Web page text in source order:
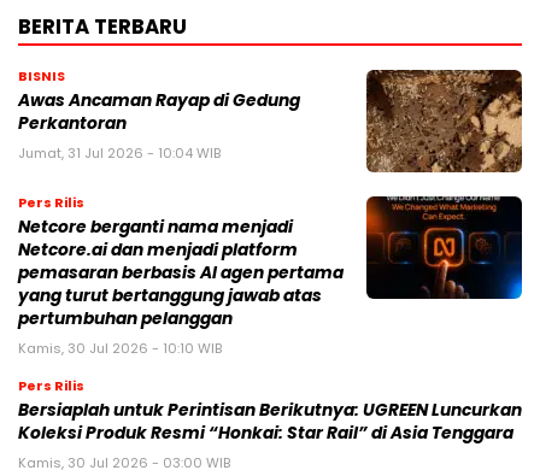
BERITA TERBARU
BISNIS
Awas Ancaman Rayap di Gedung
Perkantoran
Jumat, 31 Jul 2026 - 10:04 WIB
Pers Rilis
Netcore berganti nama menjadi
Netcore.ai dan menjadi platform
pemasaran berbasis AI agen pertama
yang turut bertanggung jawab atas
pertumbuhan pelanggan
Kamis, 30 Jul 2026 - 10:10 WIB
Pers Rilis
Bersiaplah untuk Perintisan Berikutnya: UGREEN Luncurkan
Koleksi Produk Resmi “Honkai: Star Rail” di Asia Tenggara
Kamis, 30 Jul 2026 - 03:00 WIB